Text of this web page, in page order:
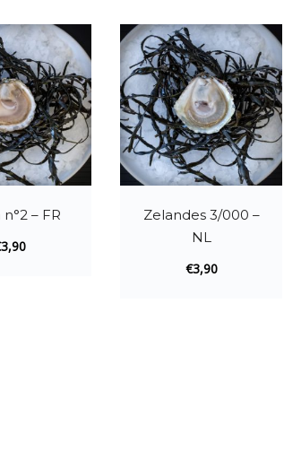
– FR
3,90
Zelandes 3/000 –
NL
€3,90